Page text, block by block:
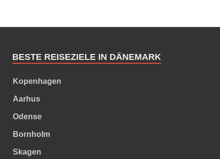
BESTE REISEZIELE IN DÄNEMARK
Kopenhagen
Aarhus
Odense
Bornholm
Skagen